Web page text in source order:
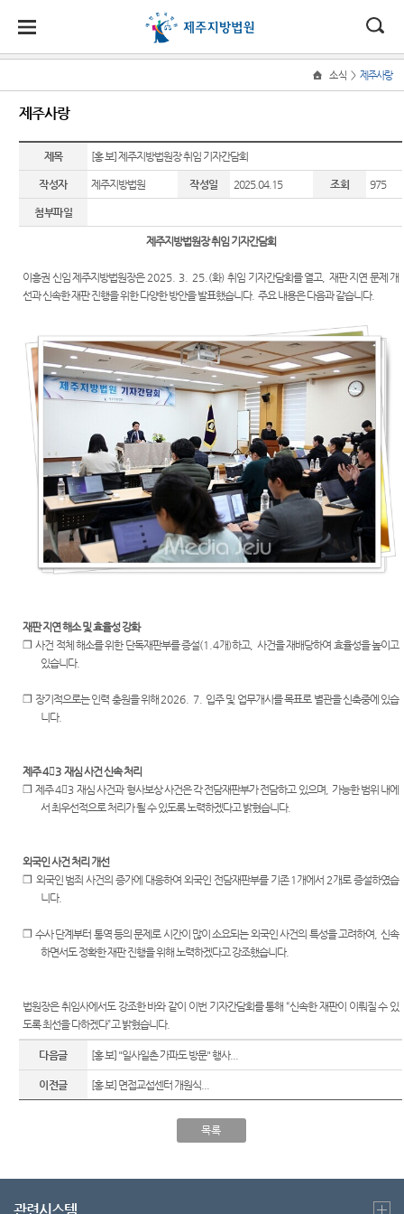
법원
소개
법원장
인사말
연혁
호
정안내
관할구
역
등기과/
소
청사안
내
찾아오
소식
새소식
우리법
원 주요
판결
법원게
정리회
M&A
안내
민원
민원안
내
법률상
담안내
상담 안
내
는질문
유관기
관안내
서
장애인·
외국인·
북한이
탈주민
등 지원
원센터
재판기
록열람
약
정보
사건검
색
판결서
사본 제
공신청
판결서
인터넷
각급법
원안내
소통
법원에
바란다
칭찬합
니다
행동강
담
법원견
학
소식 > 제주사랑
제주사랑
제목 [홍 보] 제주지방법원장 취임 기자간담회
작성자 제주지방법원 작성일 2025.04.15 조회 975
첨부파일
제주지방법원장 취임 기자간담회
이흥권 신임 제주지방법원장은 2025. 3. 25.(화)취임 기자간담회를 열고, 재판 지연 문제 개
선과 신속한 재판 진행을 위한 다양한 방안을 발표했습니다.주요 내용은 다음과 같습니다.
재판 지연 해소 및 효율성 강화
❐사건 적체 해소를 위한 단독재판부를 증설(1.4개)하고, 사건을 재배당하여 효율성을 높이고
있습니다.
❐ 장기적으로는 인력 충원을 위해 2026. 7. 입주 및 업무개시를 목표로 별관을 신축중에 있습
니다.
제주43 재심 사건 신속 처리
❐ 제주43재심 사건과 형사보상 사건은 각 전담재판부가 전담하고 있으며, 가능한 범위 내에
서 최우선적으로 처리가 될 수 있도록 노력하겠다고 밝혔습니다.
외국인 사건 처리 개선
❐ 외국인 범죄 사건의 증가에 대응하여 외국인 전담재판부를 기존 1 개에서 2개로 증설하였습
니다.
❐수사 단계부터 통역 등의 문제로 시간이 많이 소요되는 외국인 사건의 특성을 고려하여,신속
하면서도 정확한 재판 진행을 위해 노력하겠다고 강조했습니다.
법원장은 취임사에서도 강조한 바와 같이 이번 기자간담회를 통해 “신속한 재판이 이뤄질 수 있
도록 최선을 다하겠다”고 밝혔습니다.
다음글 [홍 보] "일사일촌 가파도 방문" 행사...
이전글 [홍 보] 면접교섭센터 개원식...
목록
관련시스템
원
정
소